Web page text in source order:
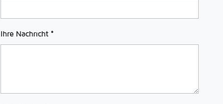
Ihre Nachricht *